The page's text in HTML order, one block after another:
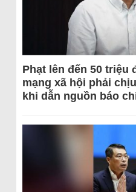
Phạt lên đến 50 triệu
mạng xã hội phải
khi dẫn nguồn báo